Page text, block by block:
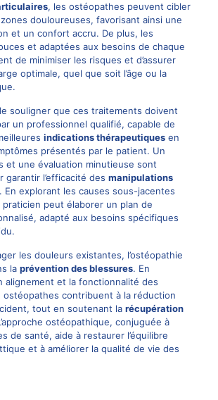
, les ostéopathes peuvent cibler
douloureuses, favorisant ainsi une
et un confort accru. De plus, les
et adaptées aux besoins de chaque
de minimiser les risques et d’assurer
optimale, quel que soit l’âge ou la
souligner que ces traitements doivent
un professionnel qualifié, capable de
indications thérapeutiquesen
présentés par le patient. Un
et une évaluation minutieuse sont
garantir l’efficacité des manipulations
En explorant les causes sous-jacentes
peut élaborer un plan de
adapté aux besoins spécifiques
les douleurs existantes, l’ostéopathie
la prévention des blessures. En
alignement et la fonctionnalité des
ostéopathes contribuent à la réduction
tout en soutenant la récupération
ostéopathique, conjuguée à
de santé, aide à restaurer l’équilibre
et à améliorer la qualité de vie des